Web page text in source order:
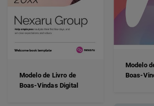
Modelo
Boas-
Modelo de Livro de
Boas-Vindas Digital